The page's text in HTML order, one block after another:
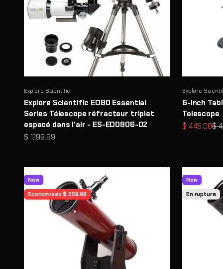
Explore Scientific
Explore Scientific ED80 Essential
Series Télescope réfracteur triplet
espacé dans l'air - ES-ED0806-02
Prix de vente
$ 1,199.99
Explore
6-inch
Telescope
Prix de
$ 445.00$
New
Economisez $ 209.99
New
En rupture